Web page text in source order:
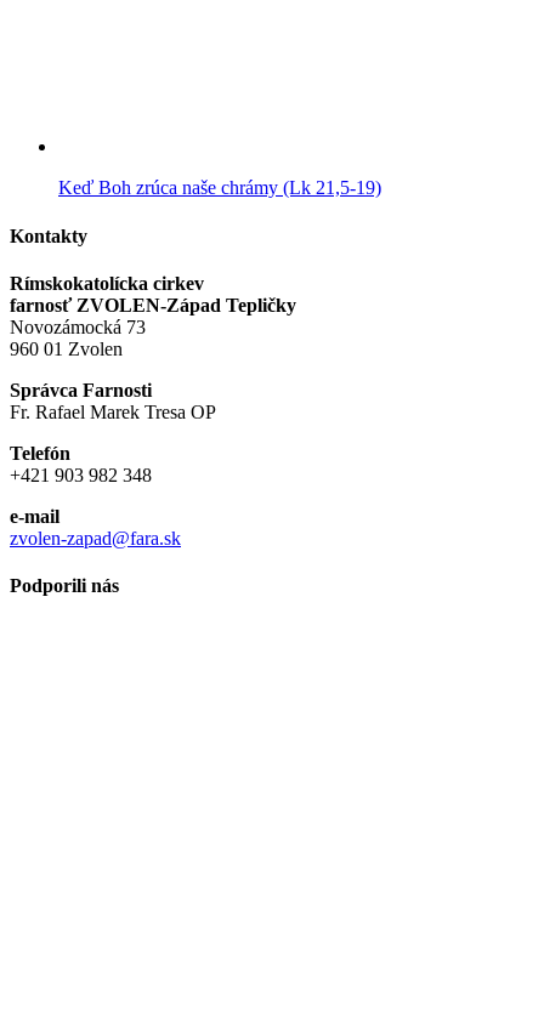
Keď Boh zrúca naše chrámy (Lk 21,5-19)
Kontakty
Rímskokatolícka cirkev
farnosť ZVOLEN-Západ Tepličky
Novozámocká 73
960 01 Zvolen
Správca Farnosti
Fr. Rafael Marek Tresa OP
Telefón
+421 903 982 348
e-mail
zvolen-zapad@fara.sk
Podporili nás